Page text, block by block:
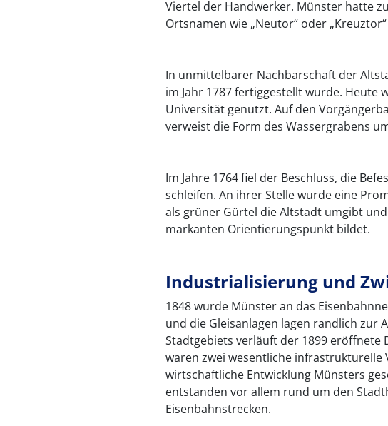
Viertel der Handwerker. Münster hatte
Ortsnamen wie „Neutor“ oder
In unmittelbarer Nachbarschaft der
im Jahr 1787 fertiggestellt wurde. Heute
Universität genutzt. Auf den
verweist die Form des Wassergrabens
Im Jahre 1764 fiel der Beschluss, die
schleifen. An ihrer Stelle wurde eine
als grüner Gürtel die Altstadt umgibt
markanten Orientierungspunkt bildet.
Industrialisierung und
1848 wurde Münster an das
und die Gleisanlagen lagen randlich zur
Stadtgebiets verläuft der 1899 eröffnete
waren zwei wesentliche infrastrukturelle
wirtschaftliche Entwicklung Münsters
entstanden vor allem rund um den
Eisenbahnstrecken.